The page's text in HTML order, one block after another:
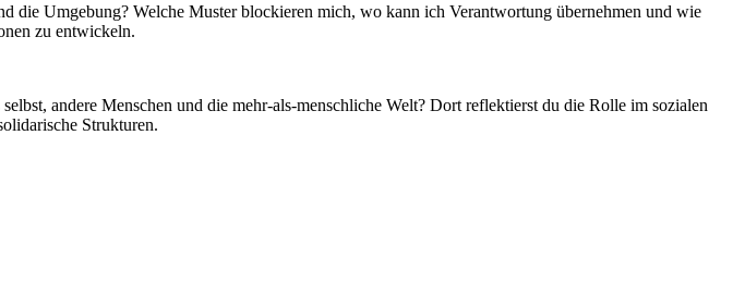
die Umgebung? Welche Muster blockieren mich, wo kann ich Verantwortung übernehmen und wie
zu entwickeln.
andere Menschen und die mehr-als-menschliche Welt? Dort reflektierst du die Rolle im sozialen
Strukturen.